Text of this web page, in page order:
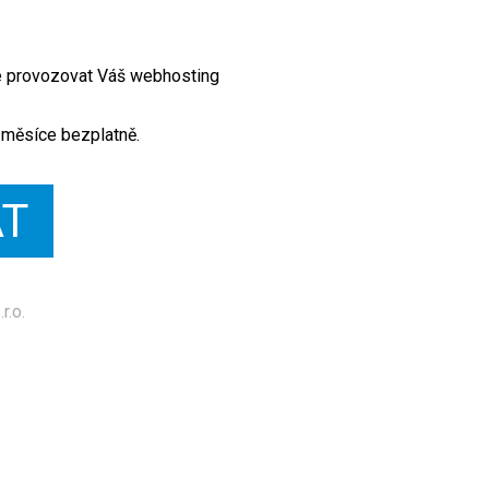
provozovat Váš webhosting
bezplatně.